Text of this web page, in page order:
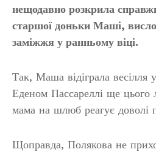
нещодавно розкрила
старшої доньки Маші,
заміжжя у ранньому віці.
Так, Маша відіграла весілля
Еденом Пассареллі ще цього
мама на шлюб реагує доволі
Щоправда, Полякова не